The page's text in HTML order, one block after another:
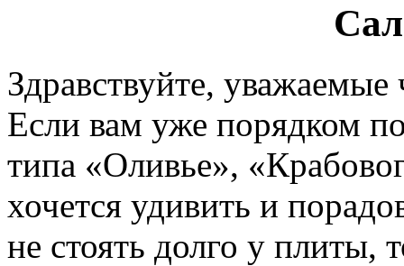
Здравствуйте, уважаемые
Если вам уже порядком
типа «Оливье»,
хочется удивить и
не стоять долго у плиты,